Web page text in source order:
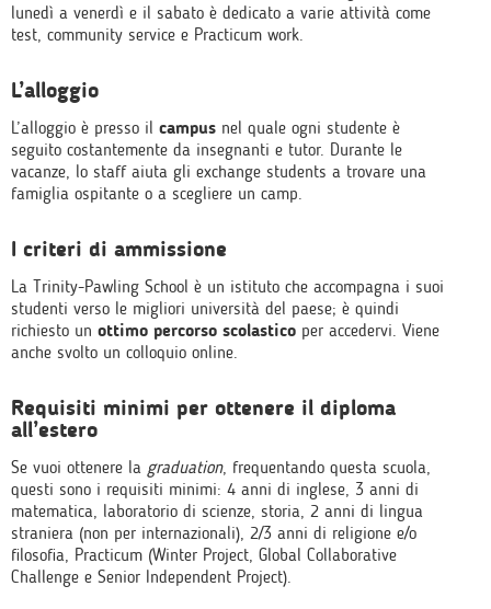
lunedì a venerdì e il sabato è dedicato a varie attività come
test, community service e Practicum work.
L’alloggio
L’alloggio è presso il campus nel quale ogni studente è
seguito costantemente da insegnanti e tutor. Durante le
vacanze, lo staff aiuta gli exchange students a trovare una
famiglia ospitante o a scegliere un camp.
I criteri di ammissione
La Trinity-Pawling School è un istituto che accompagna i suoi
studenti verso le migliori università del paese; è quindi
richiesto un ottimo percorso scolastico per accedervi. Viene
anche svolto un colloquio online.
Requisiti minimi per ottenere il diploma
all’estero
Se vuoi ottenere la graduation, frequentando questa scuola,
questi sono i requisiti minimi: 4 anni di inglese, 3 anni di
matematica, laboratorio di scienze, storia, 2 anni di lingua
straniera (non per internazionali), 2/3 anni di religione e/o
filosofia, Practicum (Winter Project, Global Collaborative
Challenge e Senior Independent Project).